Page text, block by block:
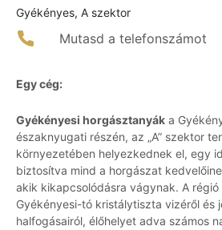
Gyékényes, A szektor
Mutasd a telefonszámot
Egy cég:
Gyékényesi horgásztanyák a
északnyugati részén, az „A” szektor
környezetében helyezkednek el, egy
biztosítva mind a horgászat
akik kikapcsolódásra vágynak. A régió
Gyékényesi-tó kristálytiszta vizéről és
halfogásairól, élőhelyet adva számos